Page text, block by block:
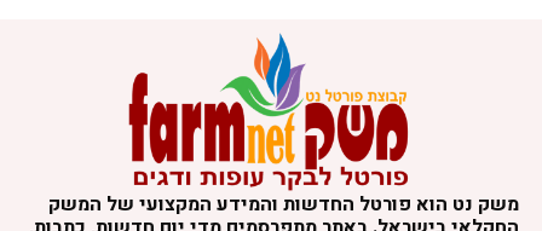
משק נט הוא פורטל החדשות והמידע המקצועי של המשק